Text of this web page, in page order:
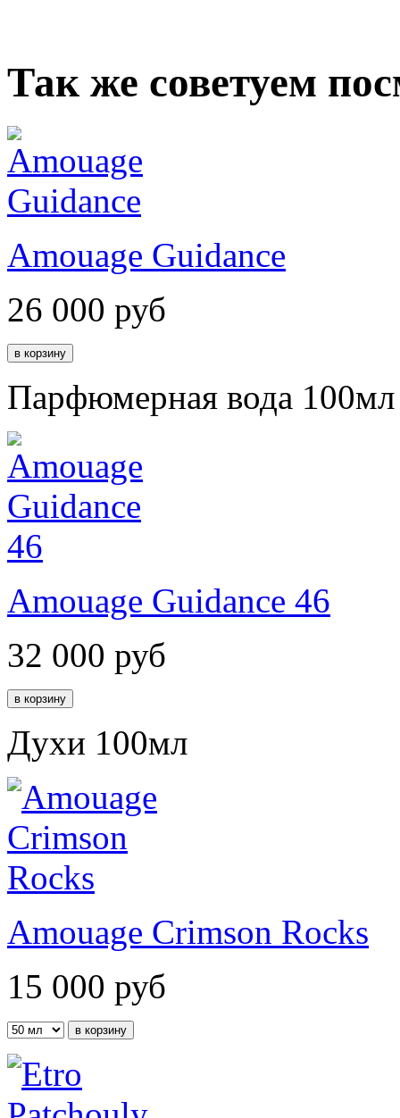
Так же советуем
Amouage Guidance
26 000 руб
Парфюмерная вода 100мл
Amouage Guidance 46
32 000 руб
Духи 100мл
Amouage Crimson Rocks
15 000 руб